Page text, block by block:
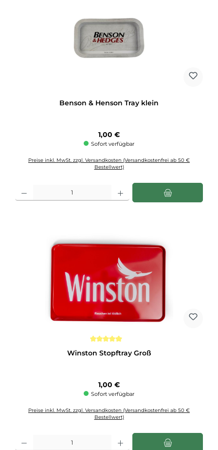
Benson & Henson Tray klein
Regulärer Preis:
1,00 €
Sofort verfügbar
Preise inkl. MwSt. zzgl. Versandkosten (Versandkostenfrei ab 50 €
Bestellwert)
Winston Stopftray Groß
Regulärer Preis:
1,00 €
Sofort verfügbar
Preise inkl. MwSt. zzgl. Versandkosten (Versandkostenfrei ab 50 €
Bestellwert)
Produkt Anzahl: Gib den gewünschten Wert ein oder benutze die Schaltflächen